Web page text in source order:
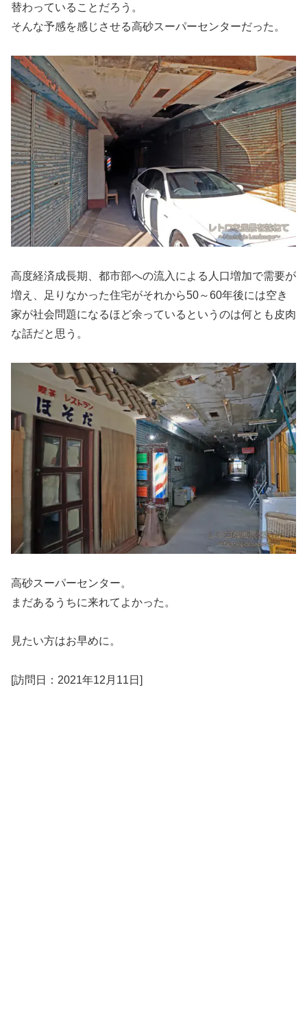
替わっていることだろう。
そんな予感を感じさせる高砂スーパーセンターだった。
高度経済成長期、都市部への流入による人口増加で需要が
増え、足りなかった住宅がそれから50～60年後には空き
家が社会問題になるほど余っているというのは何とも皮肉
な話だと思う。
高砂スーパーセンター。
まだあるうちに来れてよかった。
見たい方はお早めに。
[訪問日：2021年12月11日]